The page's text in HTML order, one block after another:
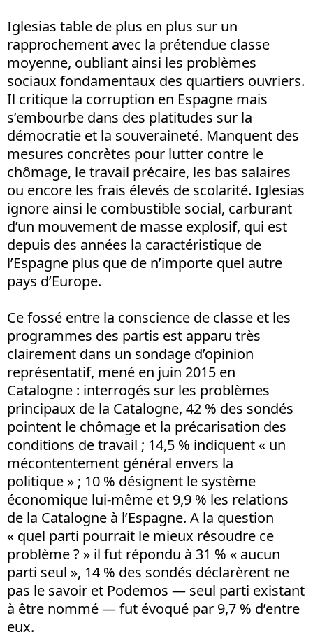
Iglesias table de plus en plus sur un
rapprochement avec la prétendue classe
moyenne, oubliant ainsi les problèmes
sociaux fondamentaux des quartiers ouvriers.
Il critique la corruption en Espagne mais
s’embourbe dans des platitudes sur la
démocratie et la souveraineté. Manquent des
mesures concrètes pour lutter contre le
chômage, le travail précaire, les bas salaires
ou encore les frais élevés de scolarité. Iglesias
ignore ainsi le combustible social, carburant
d’un mouvement de masse explosif, qui est
depuis des années la caractéristique de
l’Espagne plus que de n’importe quel autre
pays d’Europe.
Ce fossé entre la conscience de classe et les
programmes des partis est apparu très
clairement dans un sondage d’opinion
représentatif, mené en juin 2015 en
Catalogne : interrogés sur les problèmes
principaux de la Catalogne, 42 % des sondés
pointent le chômage et la précarisation des
conditions de travail ; 14,5 % indiquent « un
mécontentement général envers la
politique » ; 10 % désignent le système
économique lui-même et 9,9 % les relations
de la Catalogne à l’Espagne. A la question
« quel parti pourrait le mieux résoudre ce
problème ? » il fut répondu à 31 % « aucun
parti seul », 14 % des sondés déclarèrent ne
pas le savoir et Podemos — seul parti existant
à être nommé — fut évoqué par 9,7 % d’entre
eux.